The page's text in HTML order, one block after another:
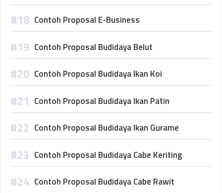
Contoh Proposal E-Business
Contoh Proposal Budidaya Belut
Contoh Proposal Budidaya Ikan Koi
Contoh Proposal Budidaya Ikan Patin
Contoh Proposal Budidaya Ikan Gurame
Contoh Proposal Budidaya Cabe Keriting
Contoh Proposal Budidaya Cabe Rawit